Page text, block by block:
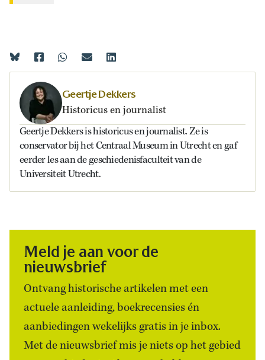
Geertje Dekkers
Historicus en journalist
Geertje Dekkers is historicus en journalist. Ze is
conservator bij het Centraal Museum in Utrecht en gaf
eerder les aan de geschiedenisfaculteit van de
Universiteit Utrecht.
Meld je aan voor de
nieuwsbrief
Ontvang historische artikelen met een
actuele aanleiding, boekrecensies én
aanbiedingen wekelijks gratis in je inbox.
Met de nieuwsbrief mis je niets op het gebied